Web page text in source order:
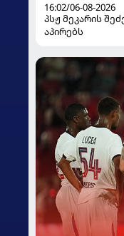
16:02/06-08-2026
პსჟ მეკარის
აპირებს